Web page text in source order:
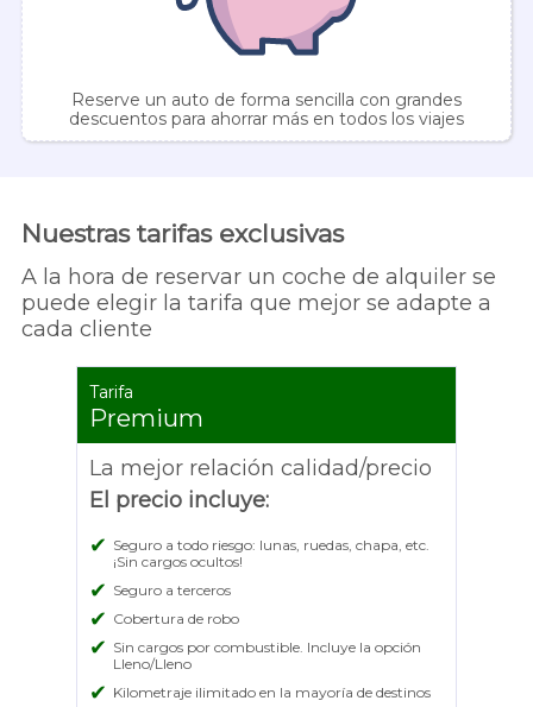
Reserve un auto de forma sencilla con grandes
descuentos para ahorrar más en todos los viajes
Nuestras tarifas exclusivas
A la hora de reservar un coche de alquiler se
puede elegir la tarifa que mejor se adapte a
cada cliente
Tarifa
Premium
La mejor relación calidad/precio
El precio incluye:
✔ Seguro a todo riesgo: lunas, ruedas, chapa, etc.
¡Sin cargos ocultos!
✔ Seguro a terceros
✔ Cobertura de robo
✔ Sin cargos por combustible. Incluye la opción
Lleno/Lleno
✔ Kilometraje ilimitado en la mayoría de destinos